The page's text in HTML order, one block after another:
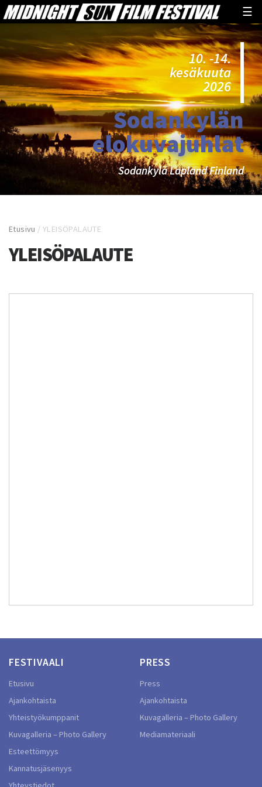
☰
10. -14.
kesäkuuta
2026
Sodankylän
elokuvajuhlat
Sodankylä Lapland Finland
Etusivu /YLEISÖPALAUTE
YLEISÖPALAUTE
FESTIVAALI
Etusivu
Ajankohtaista
Yhteistyökumppanit
Kuvagalleria – Photo Gallery
Esteettömyys
Kannatusjäsenyys
PRESS
Press
Ajankohtaista
Kuvagalleria – Photo Gallery
Mediamateriaali